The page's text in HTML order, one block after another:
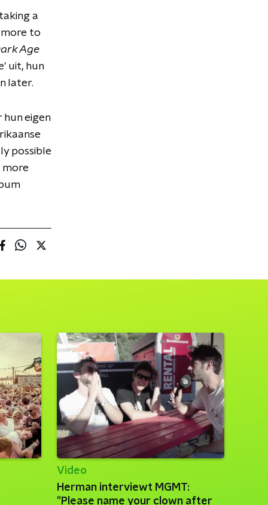
a
more to
Age
uit, hun
later.
eigen
possible
more
Video
Herman interviewt MGMT:
"Please name your clown after